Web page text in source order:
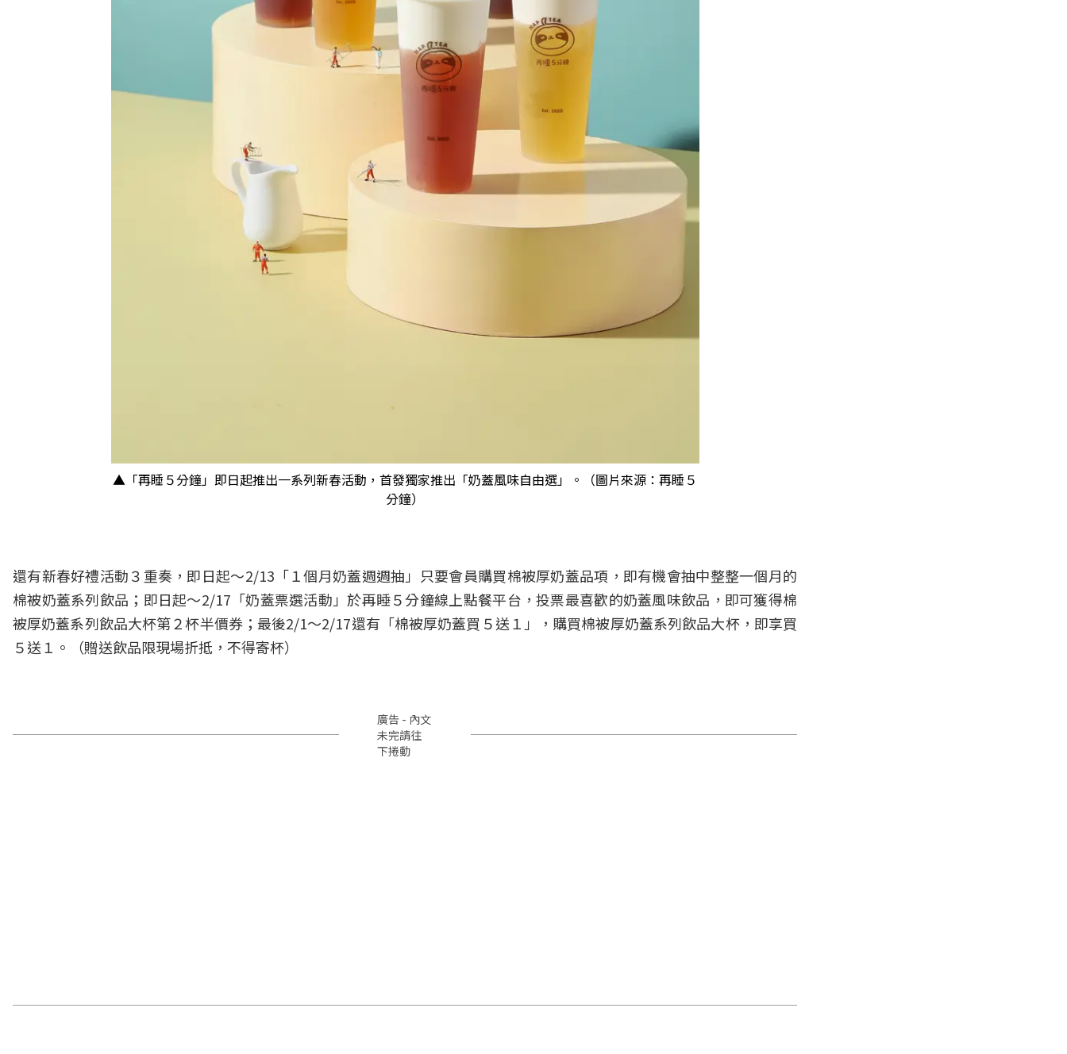
▲「再睡５分鐘」即日起推出一系列新春活動，首發獨家推出「奶蓋風味自由選」。（圖片來源：再睡５
分鐘）
還有新春好禮活動３重奏，即日起～2/13「１個月奶蓋週週抽」只要會員購買棉被厚奶蓋品項，即有機會抽中整整一個月的
棉被奶蓋系列飲品；即日起～2/17「奶蓋票選活動」於再睡５分鐘線上點餐平台，投票最喜歡的奶蓋風味飲品，即可獲得棉
被厚奶蓋系列飲品大杯第２杯半價券；最後2/1～2/17還有「棉被厚奶蓋買５送１」，購買棉被厚奶蓋系列飲品大杯，即享買
５送１。（贈送飲品限現場折抵，不得寄杯）
廣告 - 內文
未完請往
下捲動